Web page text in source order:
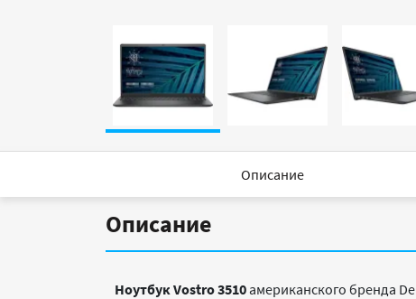
Описание
Описание
Ноутбук Vostro 3510американского бренда